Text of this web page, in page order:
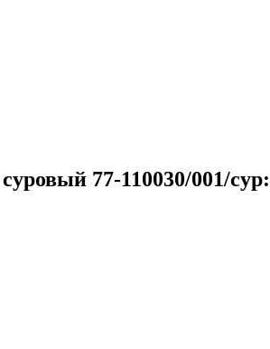
77-110030/001/